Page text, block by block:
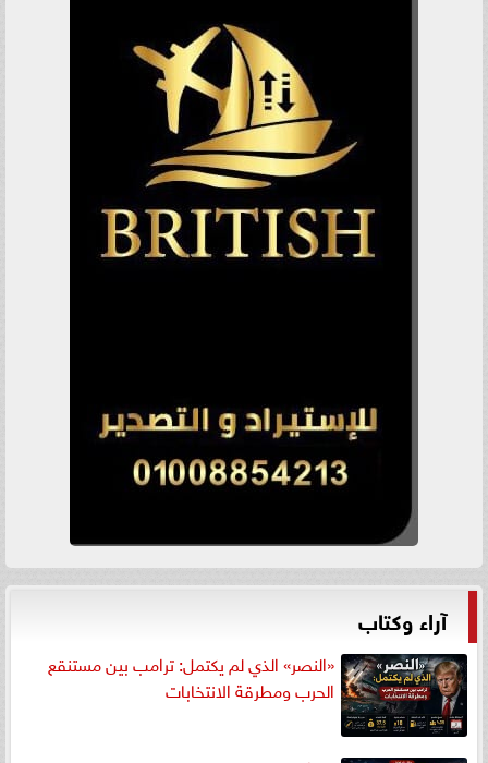
آراء وكتاب
«النصر» الذي لم يكتمل: ترامب بين مستنقع
الحرب ومطرقة الانتخابات